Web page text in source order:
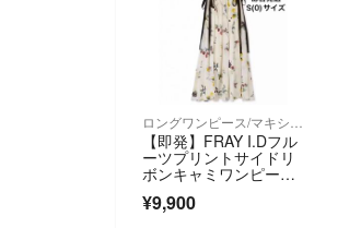
ロングワンピース/マキシワンピース
【即発】FRAY I.Dフル
ーツプリントサイドリ
ボンキャミワンピー
¥9,900